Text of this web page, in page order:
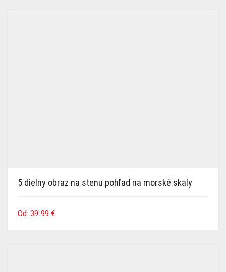
5 dielny obraz na stenu pohľad na morské skaly
Od: 39.99 €